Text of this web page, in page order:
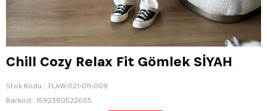
Chill Cozy Relax Fit Gömlek SİYAH
Stok Kodu
FLAW-021-011-009
Barkod : 1592380522665